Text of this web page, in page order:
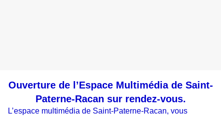
Ouverture de l’Espace Multimédia de Saint-
Paterne-Racan sur rendez-vous.
L’espace multimédia de Saint-Paterne-Racan, vous